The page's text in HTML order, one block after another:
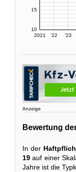
2021 '22 '23
10
15
Anzeige
Bewertung
In der
19 auf einer
Jahre ist die